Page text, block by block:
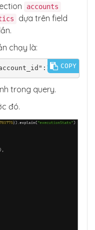
accounts
dựa trên field
chạy là:
COPY
trong query.
đó.